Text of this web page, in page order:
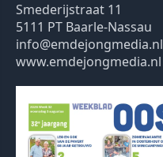
Smederijstraat 11
5111 PT Baarle-Nassau
info@emdejongmedia.nl
www.emdejongmedia.nl